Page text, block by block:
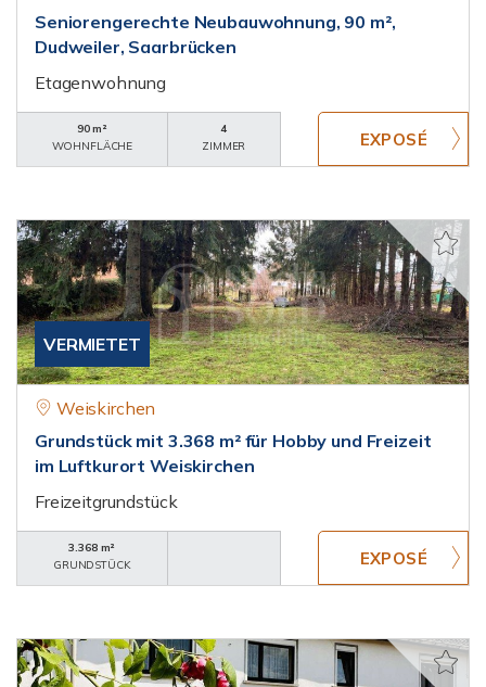
Seniorengerechte Neubauwohnung, 90 m²,
Dudweiler, Saarbrücken
Etagenwohnung
90 m²
WOHNFLÄCHE
4
ZIMMER
VERMIETET
Weiskirchen
Grundstück mit 3.368 m² für Hobby und Freizeit
im Luftkurort Weiskirchen
Freizeitgrundstück
3.368 m²
GRUNDSTÜCK